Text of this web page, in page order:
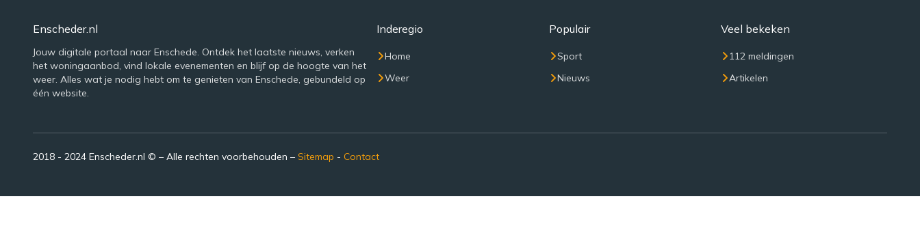
Enscheder.nl
Jouw digitale portaal naar Enschede. Ontdek het laatste nieuws, verken
het woningaanbod, vind lokale evenementen en blijf op de hoogte van het
weer. Alles wat je nodig hebt om te genieten van Enschede, gebundeld op
één website.
Inderegio
Home
Weer
Populair
Sport
Nieuws
Veel bekeken
112 meldingen
Artikelen
2018 - 2024 Enscheder.nl © – Alle rechten voorbehouden – Sitemap - Contact